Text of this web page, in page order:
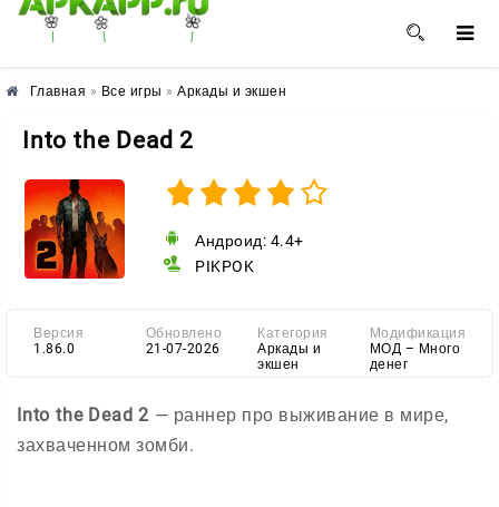
🌸 🌼 🌺
Главная » Все игры » Аркады и экшен
Into the Dead 2
Андроид: 4.4+
PIKPOK
Версия
1.86.0
Обновлено
21-07-2026
Категория
Аркады и
экшен
Модификация
МОД – Много
денег
Into the Dead 2 — раннер про выживание в мире,
захваченном зомби.